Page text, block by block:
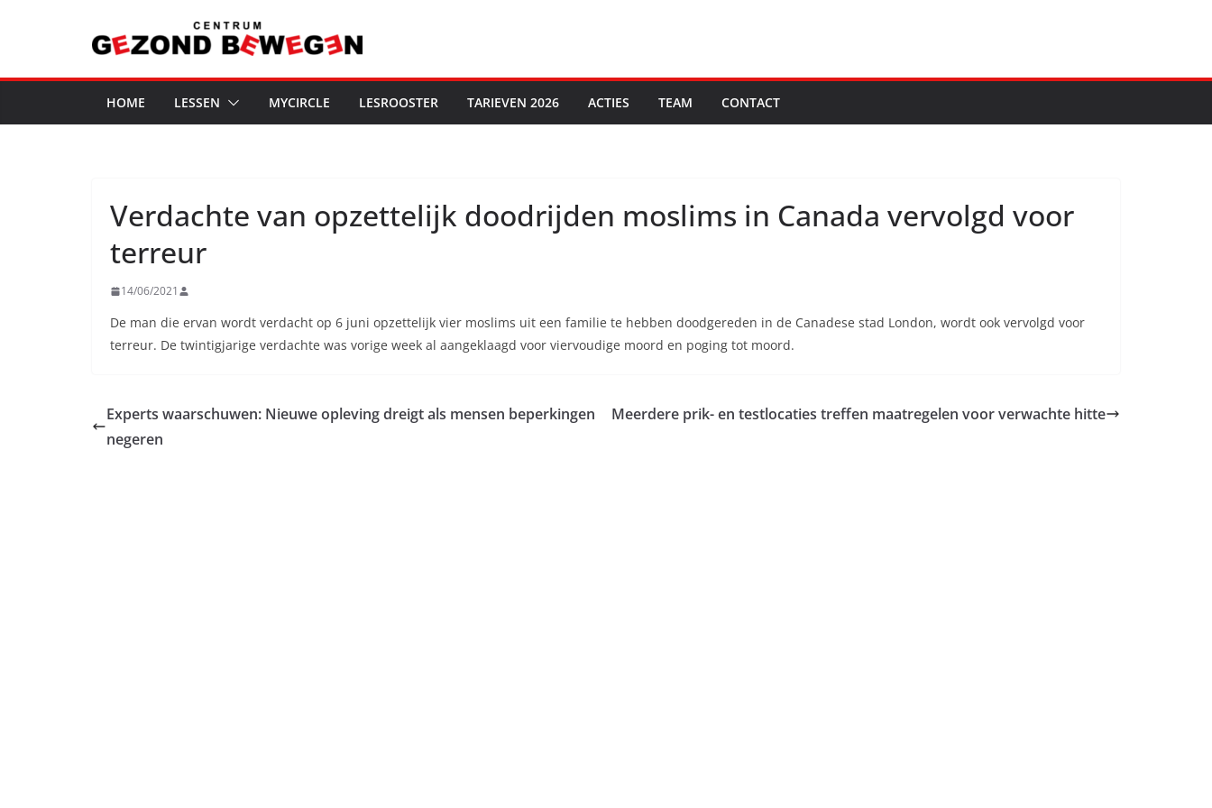
inhoud
HOME LESSEN MYCIRCLE LESROOSTER TARIEVEN 2026 ACTIES TEAM CONTACT
Verdachte van opzettelijk doodrijden moslims in Canada vervolgd voor
terreur
14/06/2021
De man die ervan wordt verdacht op 6 juni opzettelijk vier moslims uit een familie te hebben doodgereden in de Canadese stad London, wordt ook vervolgd voor
terreur. De twintigjarige verdachte was vorige week al aangeklaagd voor viervoudige moord en poging tot moord.
Experts waarschuwen: Nieuwe opleving dreigt als mensen beperkingen
negeren
Meerdere prik- en testlocaties treffen maatregelen voor verwachte hitte